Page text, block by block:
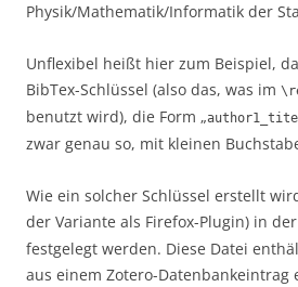
Physik/Mathematik/Informatik der
Unflexibel heißt hier zum Beispiel,
BibTex-Schlüssel (also das, was im
benutzt wird), die Form „
zwar genau so, mit kleinen
Wie ein solcher Schlüssel erstellt
der Variante als Firefox-Plugin) in
festgelegt werden. Diese Datei
aus einem Zotero-Datenbankeintrag